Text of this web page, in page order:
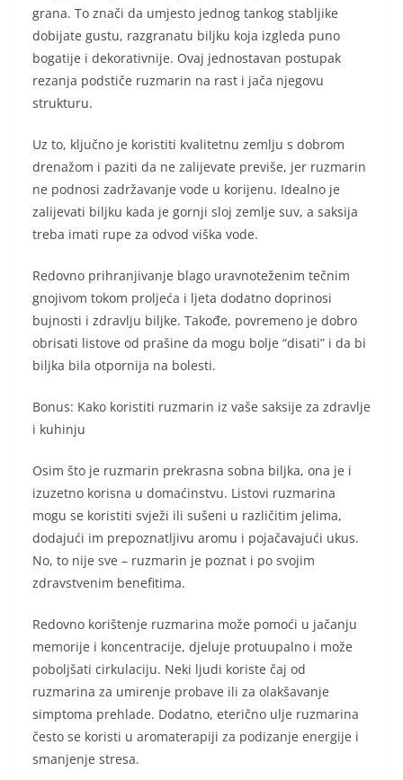
grana. To znači da umjesto jednog tankog stabljike
dobijate gustu, razgranatu biljku koja izgleda puno
bogatije i dekorativnije. Ovaj jednostavan postupak
rezanja podstiče ruzmarin na rast i jača njegovu
strukturu.
Uz to, ključno je koristiti kvalitetnu zemlju s dobrom
drenažom i paziti da ne zalijevate previše, jer ruzmarin
ne podnosi zadržavanje vode u korijenu. Idealno je
zalijevati biljku kada je gornji sloj zemlje suv, a saksija
treba imati rupe za odvod viška vode.
Redovno prihranjivanje blago uravnoteženim tečnim
gnojivom tokom proljeća i ljeta dodatno doprinosi
bujnosti i zdravlju biljke. Takođe, povremeno je dobro
obrisati listove od prašine da mogu bolje “disati” i da bi
biljka bila otpornija na bolesti.
Bonus: Kako koristiti ruzmarin iz vaše saksije za zdravlje
i kuhinju
Osim što je ruzmarin prekrasna sobna biljka, ona je i
izuzetno korisna u domaćinstvu. Listovi ruzmarina
mogu se koristiti svježi ili sušeni u različitim jelima,
dodajući im prepoznatljivu aromu i pojačavajući ukus.
No, to nije sve – ruzmarin je poznat i po svojim
zdravstvenim benefitima.
Redovno korištenje ruzmarina može pomoći u jačanju
memorije i koncentracije, djeluje protuupalno i može
poboljšati cirkulaciju. Neki ljudi koriste čaj od
ruzmarina za umirenje probave ili za olakšavanje
simptoma prehlade. Dodatno, eterično ulje ruzmarina
često se koristi u aromaterapiji za podizanje energije i
smanjenje stresa.